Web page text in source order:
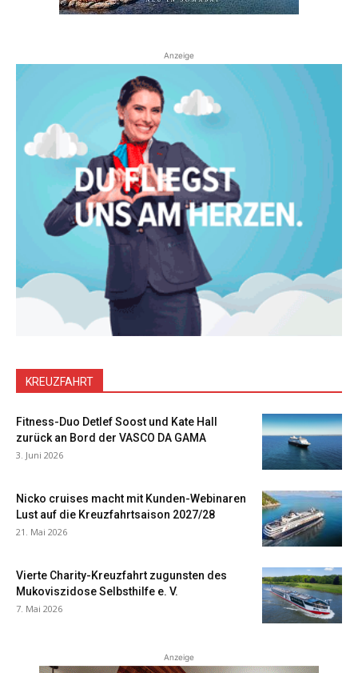
Anzeige
KREUZFAHRT
Fitness-Duo Detlef Soost und Kate Hall
zurück an Bord der VASCO DA GAMA
3. Juni 2026
Nicko cruises macht mit Kunden-Webinaren
Lust auf die Kreuzfahrtsaison 2027/28
21. Mai 2026
Vierte Charity-Kreuzfahrt zugunsten des
Mukoviszidose Selbsthilfe e. V.
7. Mai 2026
Anzeige